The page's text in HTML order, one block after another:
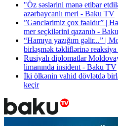
"Öz səslərini mənə etibar
azərbaycanlı meri - Baku TV
”Gənclərimiz çox fəaldır” |
mer seçkilərini qazanıb -
“Hamıya yazığım gəlir...” |
birləşmək təkliflərinə
Rusiyalı diplomatlar
limanında insident - Baku TV
İki ölkənin vahid dövlətdə
keçir